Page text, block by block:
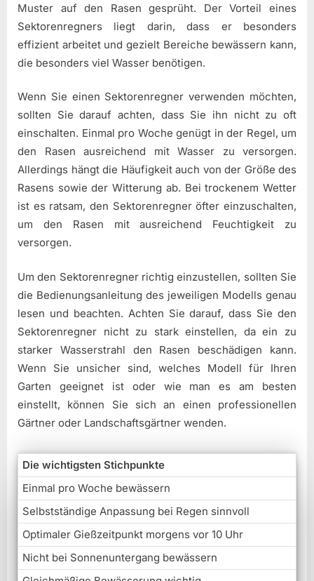
Muster auf den Rasen gesprüht. Der Vorteil eines
Sektorenregners liegt darin, dass er besonders
effizient arbeitet und gezielt Bereiche bewässern kann,
die besonders viel Wasser benötigen.
Wenn Sie einen Sektorenregner verwenden möchten,
sollten Sie darauf achten, dass Sie ihn nicht zu oft
einschalten. Einmal pro Woche genügt in der Regel, um
den Rasen ausreichend mit Wasser zu versorgen.
Allerdings hängt die Häufigkeit auch von der Größe des
Rasens sowie der Witterung ab. Bei trockenem Wetter
ist es ratsam, den Sektorenregner öfter einzuschalten,
um den Rasen mit ausreichend Feuchtigkeit zu
versorgen.
Um den Sektorenregner richtig einzustellen, sollten Sie
die Bedienungsanleitung des jeweiligen Modells genau
lesen und beachten. Achten Sie darauf, dass Sie den
Sektorenregner nicht zu stark einstellen, da ein zu
starker Wasserstrahl den Rasen beschädigen kann.
Wenn Sie unsicher sind, welches Modell für Ihren
Garten geeignet ist oder wie man es am besten
einstellt, können Sie sich an einen professionellen
Gärtner oder Landschaftsgärtner wenden.
Die wichtigsten Stichpunkte
Einmal pro Woche bewässern
Selbstständige Anpassung bei Regen sinnvoll
Optimaler Gießzeitpunkt morgens vor 10 Uhr
Nicht bei Sonnenuntergang bewässern